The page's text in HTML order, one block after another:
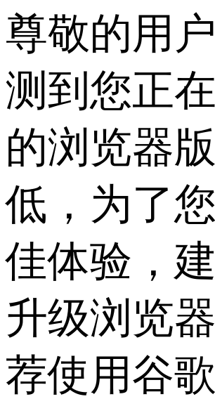
尊敬的用
测到您正
的浏览器
低，为了
佳体验，
升级浏览
荐使用谷歌